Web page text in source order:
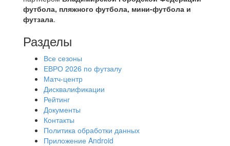
футбола, пляжного футбола, мини-футбола и
футзала.
Разделы
Все сезоны
ЕВРО 2026 по футзалу
Матч-центр
Дисквалификации
Рейтинг
Документы
Контакты
Политика обработки данных
Приложение Android